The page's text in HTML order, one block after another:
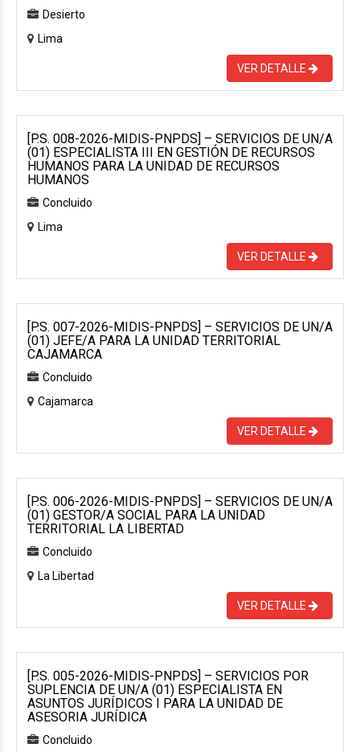
Desierto
Lima
VER DETALLE
[P.S. 008-2026-MIDIS-PNPDS] – SERVICIOS DE UN/A
(01) ESPECIALISTA III EN GESTIÓN DE RECURSOS
HUMANOS PARA LA UNIDAD DE RECURSOS
HUMANOS
Concluido
Lima
VER DETALLE
[P.S. 007-2026-MIDIS-PNPDS] – SERVICIOS DE UN/A
(01) JEFE/A PARA LA UNIDAD TERRITORIAL
CAJAMARCA
Concluido
Cajamarca
VER DETALLE
[P.S. 006-2026-MIDIS-PNPDS] – SERVICIOS DE UN/A
(01) GESTOR/A SOCIAL PARA LA UNIDAD
TERRITORIAL LA LIBERTAD
Concluido
La Libertad
VER DETALLE
[P.S. 005-2026-MIDIS-PNPDS] – SERVICIOS POR
SUPLENCIA DE UN/A (01) ESPECIALISTA EN
ASUNTOS JURÍDICOS I PARA LA UNIDAD DE
ASESORIA JURÍDICA
Concluido